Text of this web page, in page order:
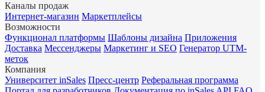
Каналы продаж
Интернет-магазин Маркетплейсы
Возможности
Функционал платформы Шаблоны дизайна Приложения
Доставка Мессенджеры Маркетинг и SEO Генератор UTM-
меток
Компания
Университет inSales Пресс-центр Реферальная программа